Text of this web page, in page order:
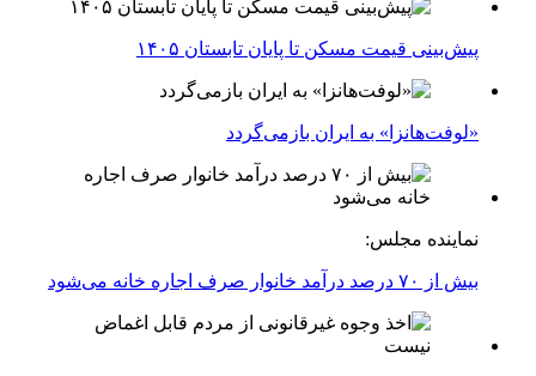
پیش‌بینی قیمت مسکن تا پایان تابستان ۱۴۰۵
«لوفت‌هانزا» به ایران بازمی‌گردد
نماینده مجلس:
بیش از ۷۰ درصد درآمد خانوار صرف اجاره خانه می‌شود